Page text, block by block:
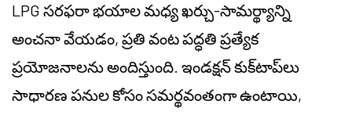
LPG సరఫరా భయాల మధ్య ఖర్చు-సామర్థ్యాన్ని
అంచనా వేయడం, ప్రతి వంట పద్ధతి ప్రత్యేక
ప్రయోజనాలను అందిస్తుంది. ఇండక్షన్ కుక్‌టాప్‌లు
సాధారణ పనులకోసం సమర్థవంతంగా ఉంటాయి,